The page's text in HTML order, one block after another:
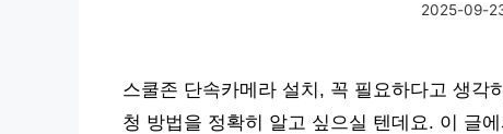
2025-09-
스쿨존 단속카메라 설치, 꼭 필요하다고 생각
청 방법을 정확히 알고 싶으실 텐데요. 이 글